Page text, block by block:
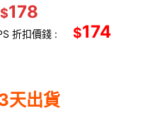
$178
折扣價錢 : $174
天出貨